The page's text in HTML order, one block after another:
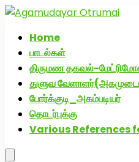
Home
பாடல்கள்
திருமண தகவல்-
துளுவ
போர்க்குடி_அகம்படியர்
தொடர்புக்கு
Various References
அகமுடையார் திருமண